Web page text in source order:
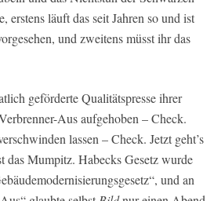
erstens läuft das seit Jahren so und ist
und zweitens müsst ihr das
geförderte Qualitätspresse ihrer
Aus aufgehoben – Check.
lassen – Check. Jetzt geht’s
das Mumpitz. Habecks Gesetz wurde
und an